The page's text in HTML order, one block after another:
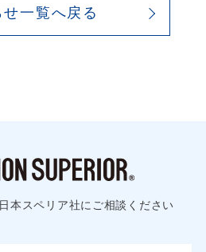
せ一覧へ戻る
本スペリア社にご相談ください